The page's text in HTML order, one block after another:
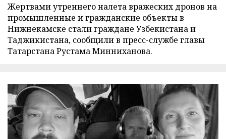
Жертвами утреннего налета вражеских дронов на
промышленные и гражданские объекты в
Нижнекамске стали граждане Узбекистана и
Таджикистана, сообщили в пресс-службе главы
Татарстана Рустама Минниханова.